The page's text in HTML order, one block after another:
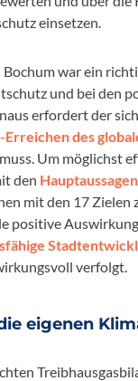
einsetzen.
war ein
und bei den
erfordert der
des
Um möglichst
den
mit den 17
positive
verfolgt.
eigenen